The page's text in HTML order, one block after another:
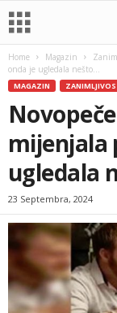
Home Magazin
onda je ugledala nešto...
MAGAZIN
mijenjala
ugledala
23 Septembra, 2024